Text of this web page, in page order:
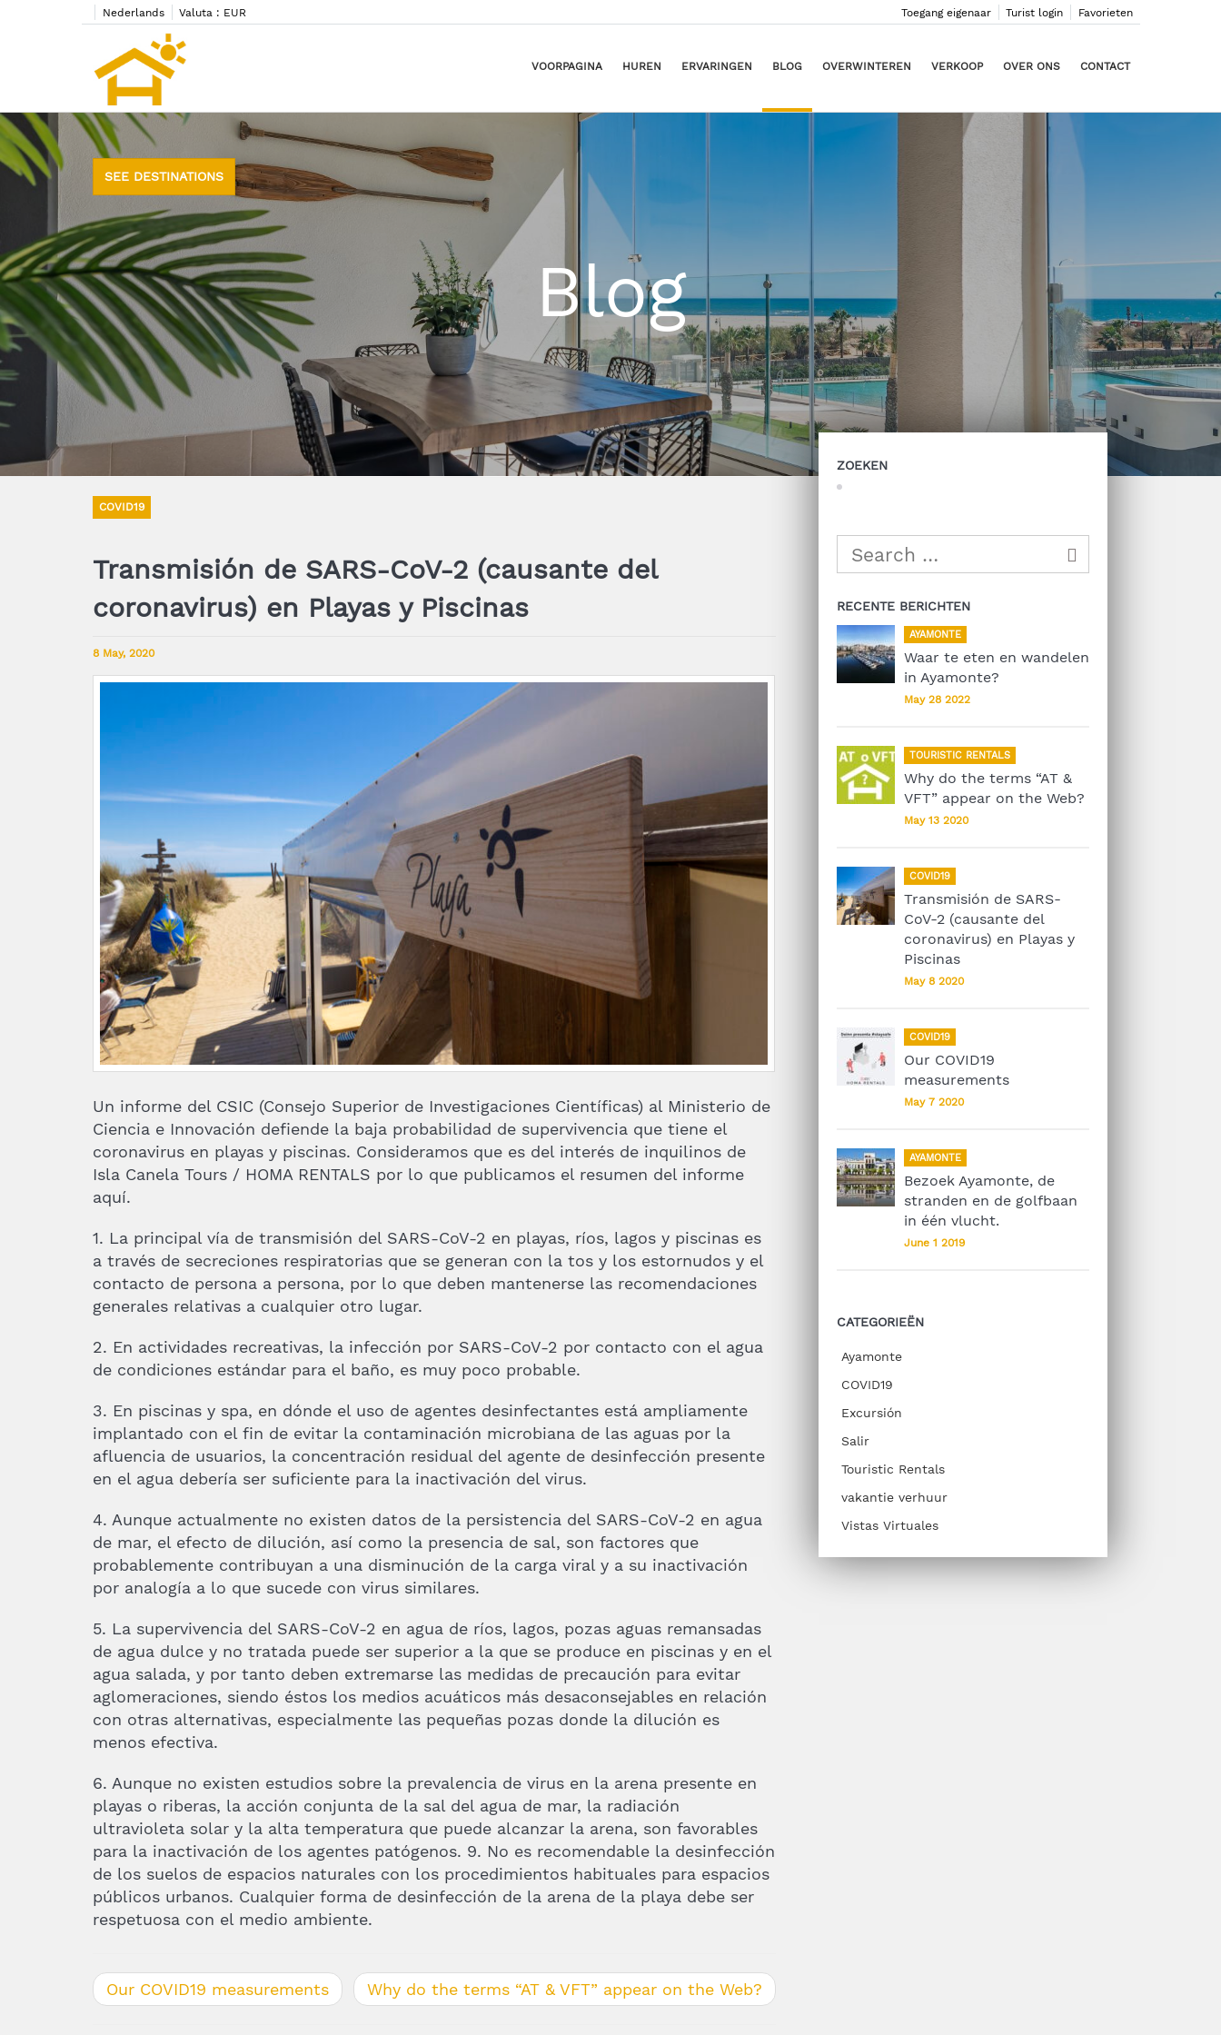
Nederlands Valuta : EUR Favorieten
Turist login
Toegang eigenaar
VOORPAGINA HUREN ERVARINGEN BLOG OVERWINTEREN VERKOOP OVER ONS CONTACT
SEE DESTINATIONS
Blog
COVID19
Transmisión de SARS-CoV-2 (causante del
coronavirus) en Playas y Piscinas
8 May, 2020
Un informe del CSIC (Consejo Superior de Investigaciones Científicas) al Ministerio de
Ciencia e Innovación defiende la baja probabilidad de supervivencia que tiene el
coronavirus en playas y piscinas. Consideramos que es del interés de inquilinos de
Isla Canela Tours / HOMA RENTALS por lo que publicamos el resumen del informe
aquí.
1. La principal vía de transmisión del SARS-CoV-2 en playas, ríos, lagos y piscinas es
a través de secreciones respiratorias que se generan con la tos y los estornudos y el
contacto de persona a persona, por lo que deben mantenerse las recomendaciones
generales relativas a cualquier otro lugar.
2. En actividades recreativas, la infección por SARS-CoV-2 por contacto con el agua
de condiciones estándar para el baño, es muy poco probable.
3. En piscinas y spa, en dónde el uso de agentes desinfectantes está ampliamente
implantado con el fin de evitar la contaminación microbiana de las aguas por la
afluencia de usuarios, la concentración residual del agente de desinfección presente
en el agua debería ser suficiente para la inactivación del virus.
4. Aunque actualmente no existen datos de la persistencia del SARS-CoV-2 en agua
de mar, el efecto de dilución, así como la presencia de sal, son factores que
probablemente contribuyan a una disminución de la carga viral y a su inactivación
por analogía a lo que sucede con virus similares.
5. La supervivencia del SARS-CoV-2 en agua de ríos, lagos, pozas aguas remansadas
de agua dulce y no tratada puede ser superior a la que se produce en piscinas y en el
agua salada, y por tanto deben extremarse las medidas de precaución para evitar
aglomeraciones, siendo éstos los medios acuáticos más desaconsejables en relación
con otras alternativas, especialmente las pequeñas pozas donde la dilución es
menos efectiva.
6. Aunque no existen estudios sobre la prevalencia de virus en la arena presente en
playas o riberas, la acción conjunta de la sal del agua de mar, la radiación
ultravioleta solar y la alta temperatura que puede alcanzar la arena, son favorables
para la inactivación de los agentes patógenos. 9. No es recomendable la desinfección
de los suelos de espacios naturales con los procedimientos habituales para espacios
públicos urbanos. Cualquier forma de desinfección de la arena de la playa debe ser
respetuosa con el medio ambiente.
Our COVID19 measurements Why do the terms “AT & VFT” appear on the Web?
ZOEKEN
RECENTE BERICHTEN
AYAMONTE
Waar te eten en wandelen
in Ayamonte?
May 28 2022
TOURISTIC RENTALS
Why do the terms “AT &
VFT” appear on the Web?
May 13 2020
COVID19
Transmisión de SARS-
CoV-2 (causante del
coronavirus) en Playas y
Piscinas
May 8 2020
COVID19
Our COVID19
measurements
May 7 2020
AYAMONTE
Bezoek Ayamonte, de
stranden en de golfbaan
in één vlucht.
June 1 2019
CATEGORIEËN
Ayamonte
COVID19
Excursión
Salir
Touristic Rentals
vakantie verhuur
Vistas Virtuales